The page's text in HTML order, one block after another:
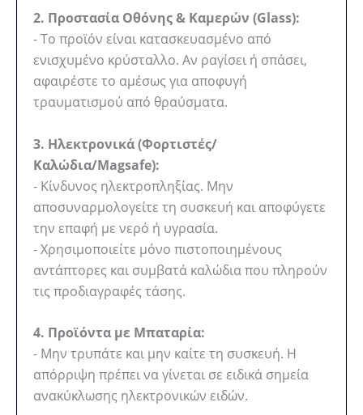
2. Προστασία Οθόνης & Καμερών (Glass):
- Το προϊόν είναι κατασκευασμένο από
ενισχυμένο κρύσταλλο. Αν ραγίσει ή σπάσει,
αφαιρέστε το αμέσως για αποφυγή
τραυματισμού από θραύσματα.
3. Ηλεκτρονικά (Φορτιστές/
Καλώδια/Magsafe):
- Κίνδυνος ηλεκτροπληξίας. Μην
αποσυναρμολογείτε τη συσκευή και αποφύγετε
την επαφή με νερό ή υγρασία.
- Χρησιμοποιείτε μόνο πιστοποιημένους
αντάπτορες και συμβατά καλώδια που πληρούν
τις προδιαγραφές τάσης.
4. Προϊόντα με Μπαταρία:
- Μην τρυπάτε και μην καίτε τη συσκευή. Η
απόρριψη πρέπει να γίνεται σε ειδικά σημεία
ανακύκλωσης ηλεκτρονικών ειδών.